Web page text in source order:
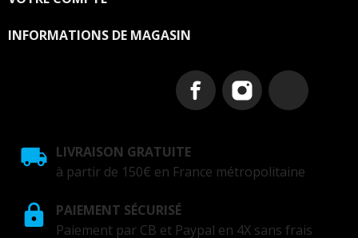
INFORMATIONS DE MAGASIN
LIVRAISON GRATUITE
à partir de 150€ en France métropolitaine
PAIEMENT SÉCURISÉ
Paiement par CB et Paypal en 4X sans frais